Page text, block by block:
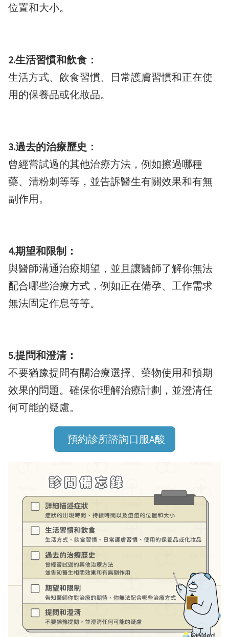
位置和大小。
2.生活習慣和飲食：
生活方式、飲食習慣、日常護膚習慣和正在使
用的保養品或化妝品。
3.過去的治療歷史：
曾經嘗試過的其他治療方法，例如擦過哪種
藥、清粉刺等等，並告訴醫生有關效果和有無
副作用。
4.期望和限制：
與醫師溝通治療期望，並且讓醫師了解你無法
配合哪些治療方式，例如正在備孕、工作需求
無法固定作息等等。
5.提問和澄清：
不要猶豫提問有關治療選擇、藥物使用和預期
效果的問題。確保你理解治療計劃，並澄清任
何可能的疑慮。
預約診所諮詢口服A酸